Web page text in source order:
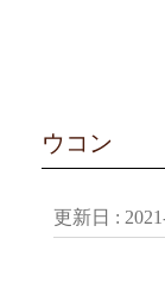
ウコン
更新日 :